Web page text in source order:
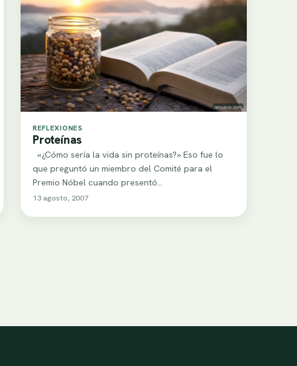
REFLEXIONES
Proteínas
«¿Cómo sería la vida sin proteínas?» Eso fue lo
que preguntó un miembro del Comité para el
Premio Nóbel cuando presentó…
13 agosto, 2007